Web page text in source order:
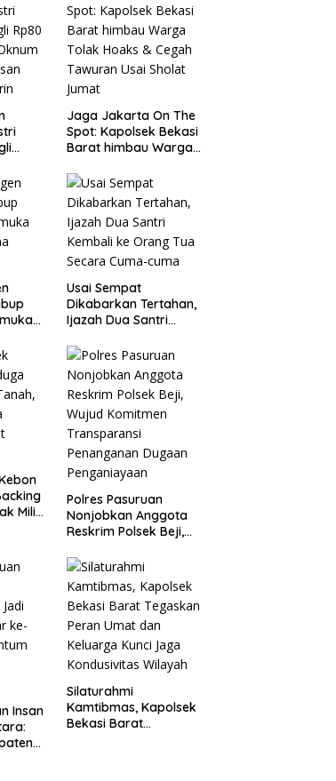
Jaga Jakarta On The
Spot: Kapolsek Bekasi
Barat himbau Warga
Tawuran Usai Sholat
Jumat
Usai Sempat
Dikabarkan Tertahan,
Ijazah Dua Santri
Secara Cuma-cuma
Milik
Polres Pasuruan
Nonjobkan Anggota
Reskrim Polsek Beji,
Transparansi
Penanganan Dugaan
Penganiayaan
Insan
Silaturahmi
Kamtibmas, Kapolsek
Bekasi Barat